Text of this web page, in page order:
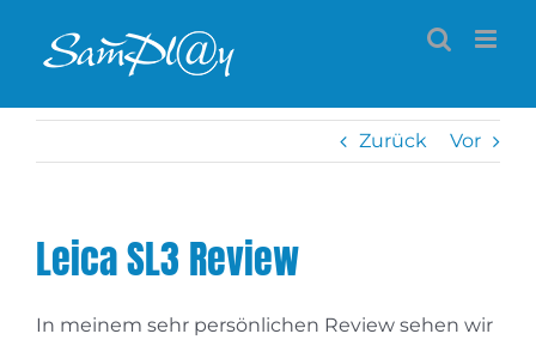
Inhalt
Zurück Vor
Leica SL3 Review
In meinem sehr persönlichen Review sehen wir